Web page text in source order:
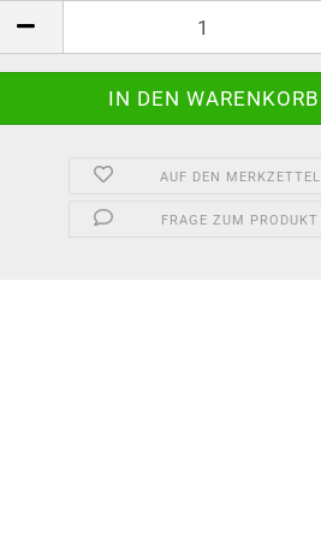
AUF DEN MERKZETTEL
FRAGE ZUM PRODUKT